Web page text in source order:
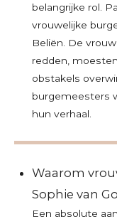
belangrijke rol.
vrouwelijke
Beliën. De
redden,
obstakels
burgemeesters
hun verhaal.
Waarom
Sophie van
Een absolute